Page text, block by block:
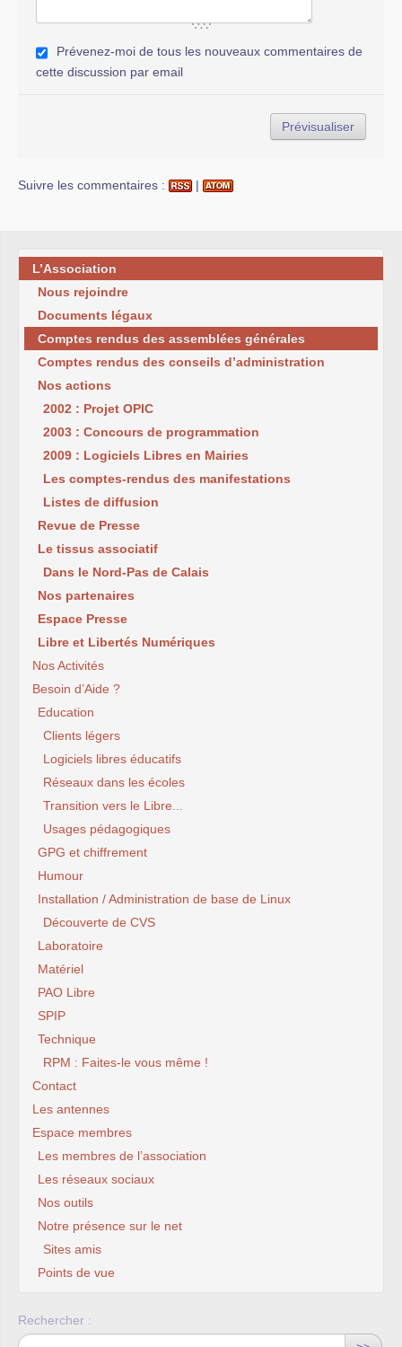
Prévenez-moi de tous les nouveaux commentaires de
cette discussion par email
Suivre les commentaires : |
L’Association
Nous rejoindre
Documents légaux
Comptes rendus des assemblées générales
Comptes rendus des conseils d’administration
Nos actions
2002 : Projet OPIC
2003 : Concours de programmation
2009 : Logiciels Libres en Mairies
Les comptes-rendus des manifestations
Listes de diffusion
Revue de Presse
Le tissus associatif
Dans le Nord-Pas de Calais
Nos partenaires
Espace Presse
Libre et Libertés Numériques
Nos Activités
Besoin d’Aide ?
Education
Clients légers
Logiciels libres éducatifs
Réseaux dans les écoles
Transition vers le Libre...
Usages pédagogiques
GPG et chiffrement
Humour
Installation / Administration de base de Linux
Découverte de CVS
Laboratoire
Matériel
PAO Libre
SPIP
Technique
RPM : Faites-le vous même !
Contact
Les antennes
Espace membres
Les membres de l’association
Les réseaux sociaux
Nos outils
Notre présence sur le net
Sites amis
Points de vue
Rechercher :